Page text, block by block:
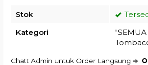
Stok
Kategori
Chatt Admin untuk Order Langsung